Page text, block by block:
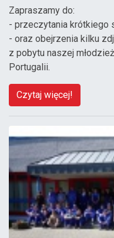
Zapraszamy do:
- przeczytania krótkiego
- oraz obejrzenia kilku
z pobytu naszej
Portugalii.
Czytaj więcej!